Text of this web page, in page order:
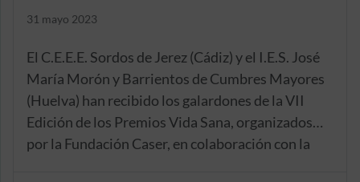
31 mayo 2023
El C.E.E.E. Sordos de Jerez (Cádiz) y el I.E.S. José
María Morón y Barrientos de Cumbres Mayores
(Huelva) han recibido los galardones de la VII
Edición de los Premios Vida Sana, organizados
por la Fundación Caser, en colaboración con la